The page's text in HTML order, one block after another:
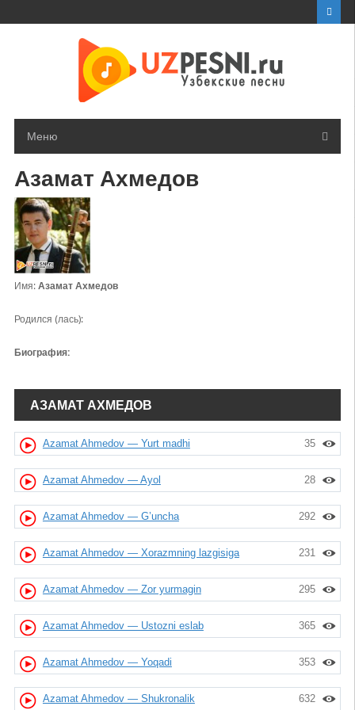
Меню
Азамат Ахмедов
Имя: Азамат Ахмедов
Родился (лась):
Биография:
АЗАМАТ АХМЕДОВ
35
Azamat Ahmedov — Yurt madhi
28
Azamat Ahmedov — Ayol
292
Azamat Ahmedov — G’uncha
231
Azamat Ahmedov — Xorazmning lazgisiga
295
Azamat Ahmedov — Zor yurmagin
365
Azamat Ahmedov — Ustozni eslab
353
Azamat Ahmedov — Yoqadi
632
Azamat Ahmedov — Shukronalik